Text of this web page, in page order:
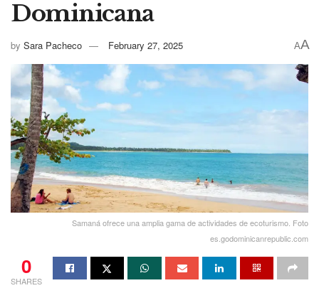
Dominicana
by Sara Pacheco February 27, 2025 AA
Samaná ofrece una amplia gama de actividades de ecoturismo. Foto
es.godominicanrepublic.com
0
SHARES